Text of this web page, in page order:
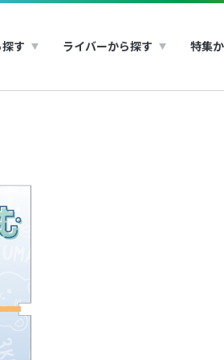
す ライバーから探す 特集